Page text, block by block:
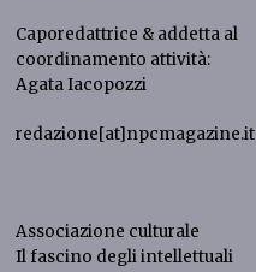
Caporedattrice & addetta al
coordinamento attività:
Agata Iacopozzi
redazione[at]npcmagazine.it
Associazione culturale
Il fascino degli intellettuali